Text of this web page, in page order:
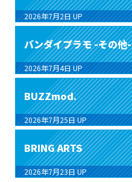
2026年7月2日 UP
バンダイプラモ -その他-
2026年7月4日 UP
BUZZmod.
2026年7月25日 UP
BRING ARTS
2026年7月23日 UP